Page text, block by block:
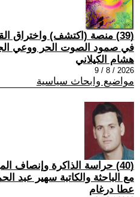
(39) منصة (اكتشف) واختراق
في صمود الصوت الحر ووعي
هشام الكيلاني
2026 / 8 / 9
مواضيع وابحاث سياسية
(40) حراسة الذاكرة وإنصاف
مع الباحثة والكاتبة سهير عبد
عطا درغام